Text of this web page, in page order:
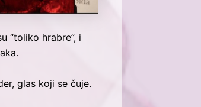
“toliko hrabre”, i
glas koji se čuje.